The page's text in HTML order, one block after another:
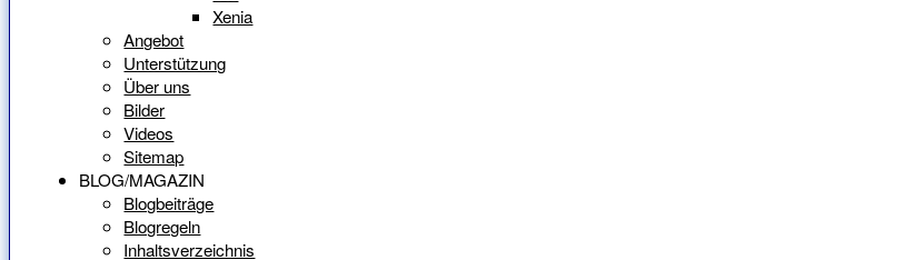
Xenia
Angebot
Unterstützung
Über uns
Bilder
Videos
Sitemap
BLOG/MAGAZIN
Blogbeiträge
Blogregeln
Inhaltsverzeichnis